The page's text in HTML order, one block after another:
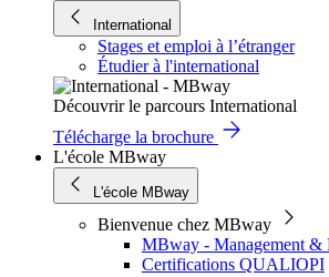
International
Stages et emploi à l’étranger
Étudier à l'international
Découvrir le parcours International
Télécharge la brochure
L'école MBway
L'école MBway
Bienvenue chez MBway
MBway - Management &
Certifications QUALIOPI